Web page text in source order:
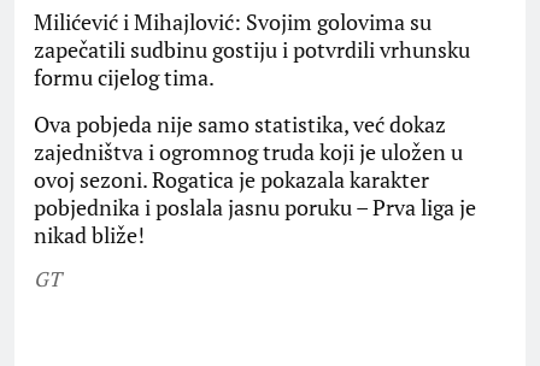
​Milićević i Mihajlović: Svojim golovima su
zapečatili sudbinu gostiju i potvrdili vrhunsku
formu cijelog tima.
​Ova pobjeda nije samo statistika, već dokaz
zajedništva i ogromnog truda koji je uložen u
ovoj sezoni. Rogatica je pokazala karakter
pobjednika i poslala jasnu poruku – Prva liga je
nikad bliže!
GT